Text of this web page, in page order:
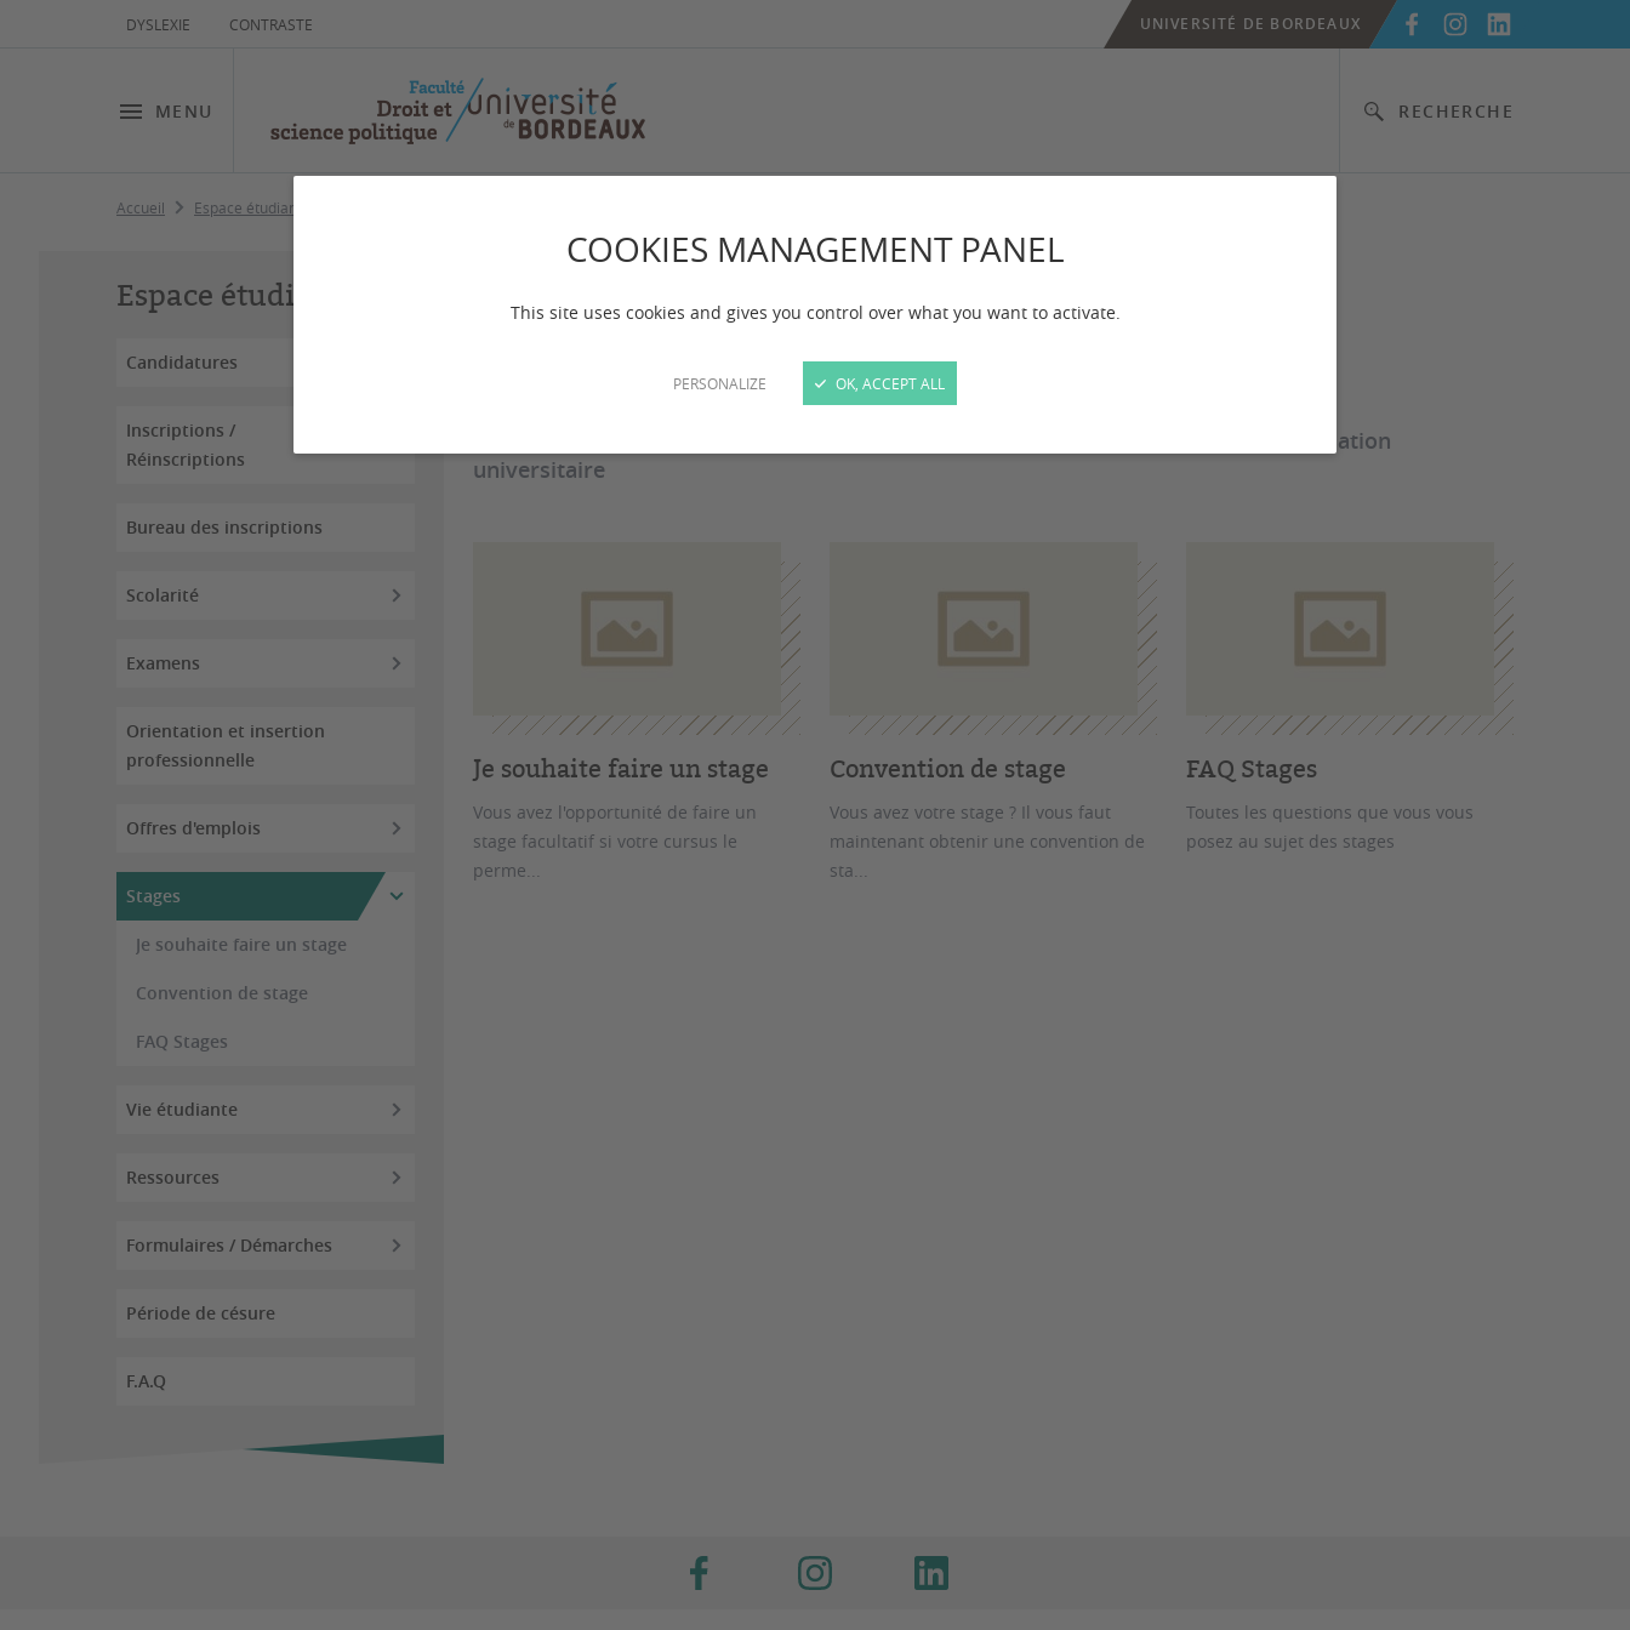
COOKIES MANAGEMENT PANEL
This site uses cookies and gives you control over what you want to activate.
PERSONALIZE OK, ACCEPT ALL
DYSLEXIE CONTRASTE
MENU RECHERCHE
UNIVERSITÉ DE BORDEAUX
Accueil Espace étudiant
Espace étudiant
Candidatures
Inscriptions /
Réinscriptions
Bureau des inscriptions
Scolarité
Examens
Orientation et insertion
professionnelle
Offres d'emplois
Stages
Je souhaite faire un stage
Convention de stage
FAQ Stages
Vie étudiante
Ressources
Formulaires / Démarches
Période de césure
F.A.Q
Stages
Retrouvez toutes les informations relatives aux stages dans le cadre de votre formation
universitaire
Je souhaite faire un stage
Vous avez l'opportunité de faire un
stage facultatif si votre cursus le
perme...
Convention de stage
Vous avez votre stage ? Il vous faut
maintenant obtenir une convention de
sta...
FAQ Stages
Toutes les questions que vous vous
posez au sujet des stages